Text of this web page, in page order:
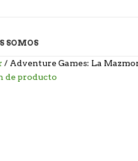
SOMOS
Adventure Games: La